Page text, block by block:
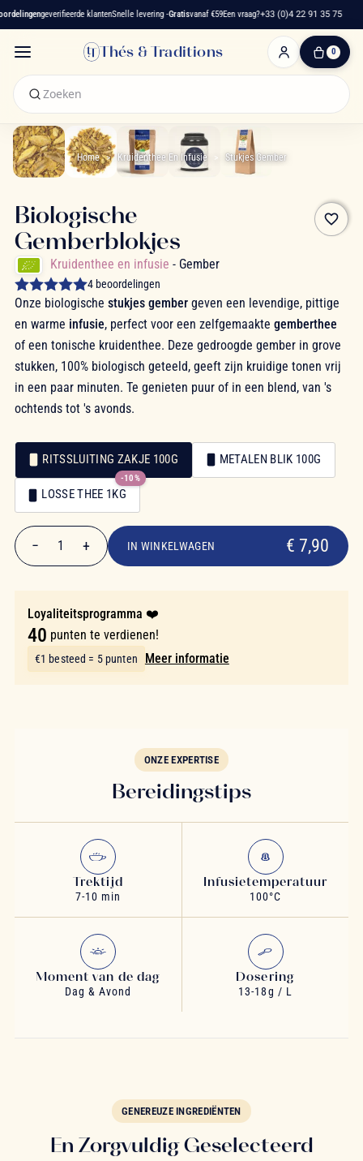
geverifieerde klantenSnelle levering -Gratisvanaf €59Een vraag?+33 (0)4 22 91 35 75
Thés & Traditions 0
0
Home Kruidenthee En Infusie Stukjes Gember
favorite_border
Biologische
Gemberblokjes
Kruidenthee en infusie - Gember
4 beoordelingen
Onze biologische stukjes gembergeven een levendige, pittige
en warme infusie, perfect voor een zelfgemaakte gemberthee
of een tonische kruidenthee. Deze gedroogde gember in grove
stukken, 100% biologisch geteeld, geeft zijn kruidige tonen vrij
in een paar minuten. Te genieten puur of in een blend, van 's
ochtends tot 's avonds.
Verpakking
Verpakking
RITSSLUITING ZAKJE 100G METALEN BLIK 100G
LOSSE THEE 1KG
-10%
€ 7,90
− 1 + IN WINKELWAGEN € 7,90
Loyaliteitsprogramma ❤️
40 punten te verdienen!
€1 besteed = 5 punten Meer informatie
ONZE EXPERTISE
Bereidingstips
Trektijd
7-10 min
Infusietemperatuur
100°C
Moment van de dag
Dag & Avond
Dosering
13-18g / L
GENEREUZE INGREDIËNTEN
En Zorgvuldig Geselecteerd